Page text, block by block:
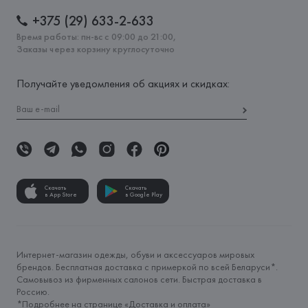
+375 (29) 633-2-633
Время работы: пн-вс с 09:00 до 21:00,
Заказы через корзину круглосуточно
Получайте уведомления об акциях и скидках:
Скачать
в App Store
Скачать
в Google Play
Интернет-магазин одежды, обуви и аксессуаров мировых
брендов. Бесплатная доставка с примеркой по всей Беларуси*.
Самовывоз из фирменных салонов сети. Быстрая доставка в
Россию.
*Подробнее на странице «Доставка и оплата»